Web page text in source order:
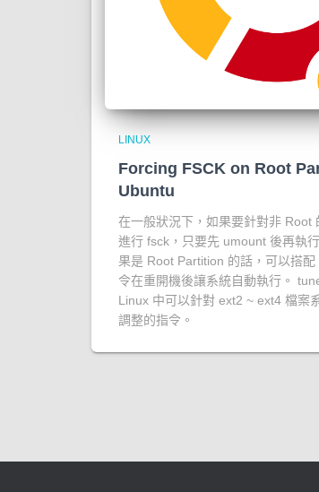
LINUX
Forcing FSCK on Root
Ubuntu
在一般狀況下，如果要針對非 Root
進行 fsck，只要先 umount 後再執
果是 Root Partition 的話，可以搭
令在重開機後讓系統自動執行。
Linux 中可以針對 ext2 ~ ext4 檔案
調整的指令。